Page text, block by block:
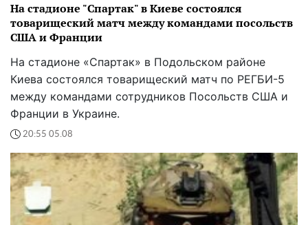
На стадионе "Спартак" в Киеве состоялся
товарищеский матч между командами посольств
США и Франции
На стадионе «Спартак» в Подольском районе
Киева состоялся товарищеский матч по РЕГБИ-5
между командами сотрудников Посольств США и
Франции в Украине.
20:55 05.08